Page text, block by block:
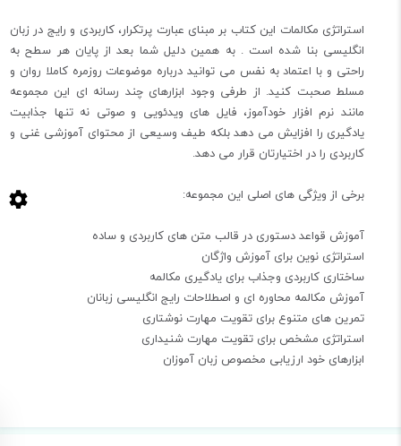
استراتژی مکالمات این کتاب بر مبنای عبارت پرتکرار، کاربردی و رایج در زبان
انگلیسی بنا شده است . به همین دلیل شما بعد از پایان هر سطح به
راحتی و با اعتماد به نفس می توانید درباره موضوعات روزمره کاملا روان و
مسلط صحبت کنید. از طرفی وجود ابزارهای چند رسانه ای این مجموعه
مانند نرم افزار خودآموز، فایل های ویدئویی و صوتی نه تنها جذابیت
یادگیری را افزایش می دهد بلکه طیف وسیعی از محتوای آموزشی غنی و
کاربردی را در اختیارتان قرار می دهد.
برخی از ویژگی های اصلی این مجموعه:
آموزش قواعد دستوری در قالب متن های کاربردی و ساده
استراتژی نوین برای آموزش واژگان
ساختاری کاربردی وجذاب برای یادگیری مکالمه
آموزش مکالمه محاوره ای و اصطلاحات رایج انگلیسی زبانان
تمرین های متنوع برای تقویت مهارت نوشتاری
استراتژی مشخص برای تقویت مهارت شنیداری
ابزارهای خود ارزیابی مخصوص زبان آموزان